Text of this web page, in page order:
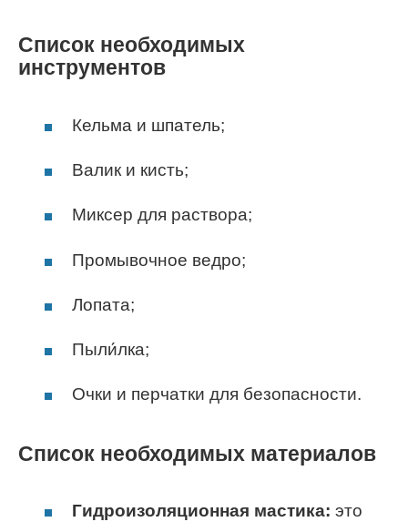
Список необходимых
инструментов
Кельма и шпатель;
Валик и кисть;
Миксер для раствора;
Промывочное ведро;
Лопата;
Пыли́лка;
Очки и перчатки для безопасности.
Список необходимых материалов
Гидроизоляционная мастика: это